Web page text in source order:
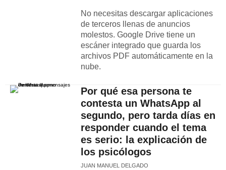
No necesitas descargar aplicaciones
de terceros llenas de anuncios
molestos. Google Drive tiene un
escáner integrado que guarda los
archivos PDF automáticamente en la
nube.
Por qué esa persona te
contesta un WhatsApp al
segundo, pero tarda días en
responder cuando el tema
es serio: la explicación de
los psicólogos
JUAN MANUEL DELGADO